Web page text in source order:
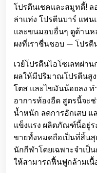
โปรตีนเชคและสมูทตี้! ล
ล่าแท่ง โปรตีนบาร์ แพ
และขนมอบอื่นๆ ดูด้านห
ผงที่เราชื่นชอบ — โปร
เวย์โปรตีนไอโซเลทผ่า
ผลให้มีปริมาณโปรตีนสู
โตส และไขมันน้อยลง ท
อาการท้องอืด สูตรนี้จะ
น้ำหนัก ลดการอักเสบ
แข็งแรง ผลิตภัณฑ์นี้อยู่ร
ขายทั้งหมดถือเป็นที่สิ้นสุ
นักกีฬาโดยเฉพาะจำเป็
ให้สามารถฟื้นฟูกล้ามเ